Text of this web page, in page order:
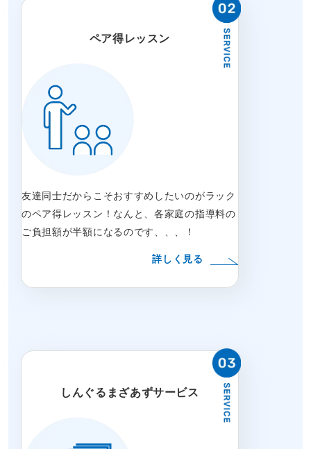
ペア得レッスン
友達同士だからこそおすすめしたいのがラック
のペア得レッスン！なんと、各家庭の指導料の
ご負担額が半額になるのです、、、！
詳しく見る
しんぐるまざあずサービス